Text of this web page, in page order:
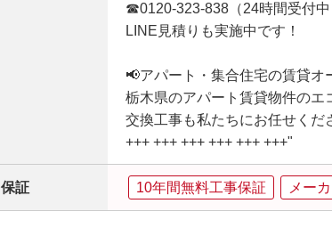
☎0120-323-838（24時間受付中
LINE見積りも実施中です！
📢アパート・集合住宅の賃貸オ
栃木県のアパート賃貸物件のエ
交換工事も私たちにお任せくだ
+++ +++ +++ +++ +++ +++"
保証 10年間無料工事保証 メー